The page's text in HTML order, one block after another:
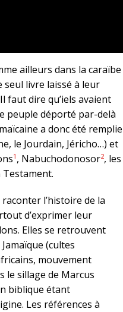
ailleurs dans la caraïbe
seul livre laissé à leur
faut dire qu’iels avaient
peuple déporté par-delà
a donc été remplie
le Jourdain, Jéricho…) et
1 , Nabuchodonosor2, les
Testament.
l’histoire de la
d’exprimer leur
Elles se retrouvent
(cultes
mouvement
le sillage de Marcus
biblique étant
Les références à